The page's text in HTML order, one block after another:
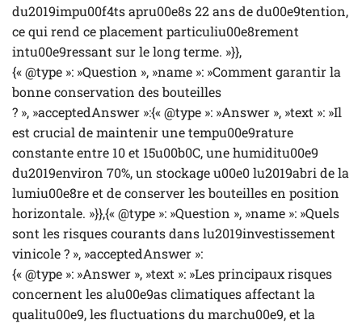
du2019impu00f4ts apru00e8s 22 ans de du00e9tention,
ce qui rend ce placement particuliu00e8rement
intu00e9ressant sur le long terme. »}},
{« @type »: »Question », »name »: »Comment garantir la
bonne conservation des bouteilles
? », »acceptedAnswer »:{« @type »: »Answer », »text »: »Il
est crucial de maintenir une tempu00e9rature
constante entre 10 et 15u00b0C, une humiditu00e9
du2019environ 70%, un stockage u00e0 lu2019abri de la
lumiu00e8re et de conserver les bouteilles en position
horizontale. »}},{« @type »: »Question », »name »: »Quels
sont les risques courants dans lu2019investissement
vinicole ? », »acceptedAnswer »:
{« @type »: »Answer », »text »: »Les principaux risques
concernent les alu00e9as climatiques affectant la
qualitu00e9, les fluctuations du marchu00e9, et la